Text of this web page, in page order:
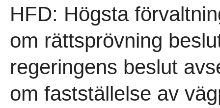
HFD: Högsta
om rättsprövning
regeringens beslut
om fastställelse av